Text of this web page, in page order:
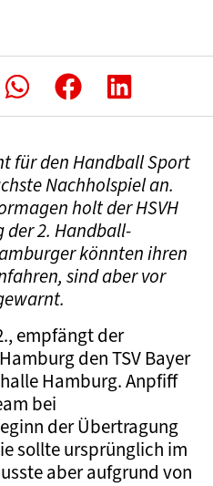
für den Handball Sport
Nachholspiel an.
holt der HSVH
der 2. Handball-
könnten ihren
sind aber vor
empfängt der
den TSV Bayer
Hamburg. Anpfiff
bei
der Übertragung
sollte ursprünglich im
aber aufgrund von